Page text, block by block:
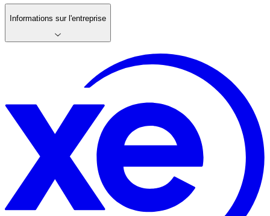
Informations sur l'entreprise